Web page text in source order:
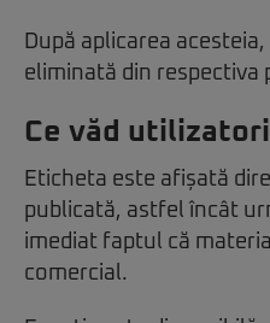
După aplicarea
eliminată din respectiva
Ce văd
Eticheta este afișată
publicată, astfel încât
imediat faptul că
comercial.